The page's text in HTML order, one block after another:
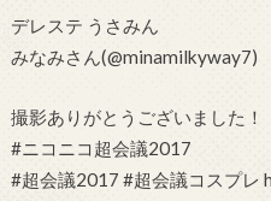
デレステ うさみん
みなみさん(@minamilkyway7)
撮影ありがとうございました！
#ニコニコ超会議2017
#超会議2017 #超会議コスプ